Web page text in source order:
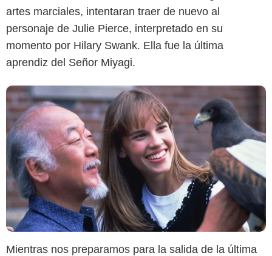
artes marciales, intentaran traer de nuevo al
personaje de Julie Pierce, interpretado en su
momento por Hilary Swank. Ella fue la última
aprendiz del Señor Miyagi.
Mientras nos preparamos para la salida de la última